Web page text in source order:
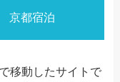
京都宿泊
移動したサイトで